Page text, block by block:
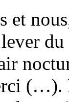
et
(…).